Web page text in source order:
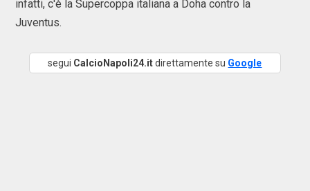
infatti, c'è la Supercoppa italiana a Doha contro la
Juventus.
segui CalcioNapoli24.itdirettamente su Google